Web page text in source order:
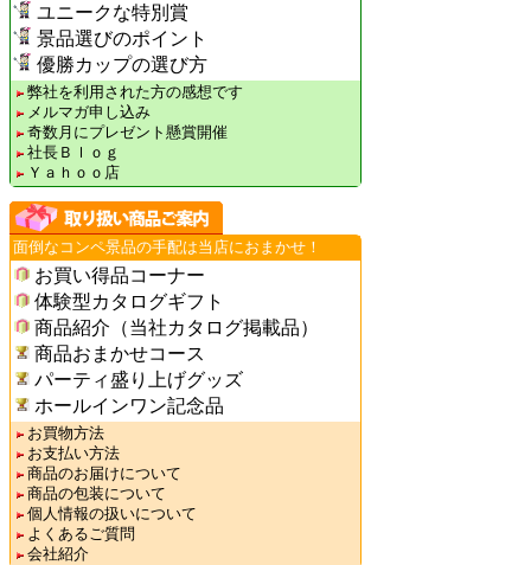
ユニークな特別賞
景品選びのポイント
優勝カップの選び方
弊社を利用された方の感想です
メルマガ申し込み
奇数月にプレゼント懸賞開催
社長Ｂｌｏｇ
Ｙａｈｏｏ店
面倒なコンペ景品の手配は当店におまかせ！
お買い得品コーナー
体験型カタログギフト
商品紹介（当社カタログ掲載品）
商品おまかせコース
パーティ盛り上げグッズ
ホールインワン記念品
お買物方法
お支払い方法
商品のお届けについて
商品の包装について
個人情報の扱いについて
よくあるご質問
会社紹介